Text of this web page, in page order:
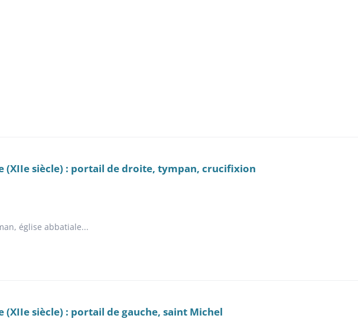
(XIIe siècle) : portail de droite, tympan, crucifixion
église abbatiale...
siècle) : portail de gauche, saint Michel